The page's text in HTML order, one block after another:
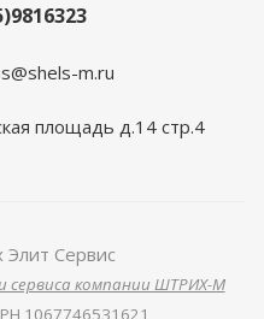
m.ru
площадь д.14 стр.4
Сервис
компании ШТРИХ-М